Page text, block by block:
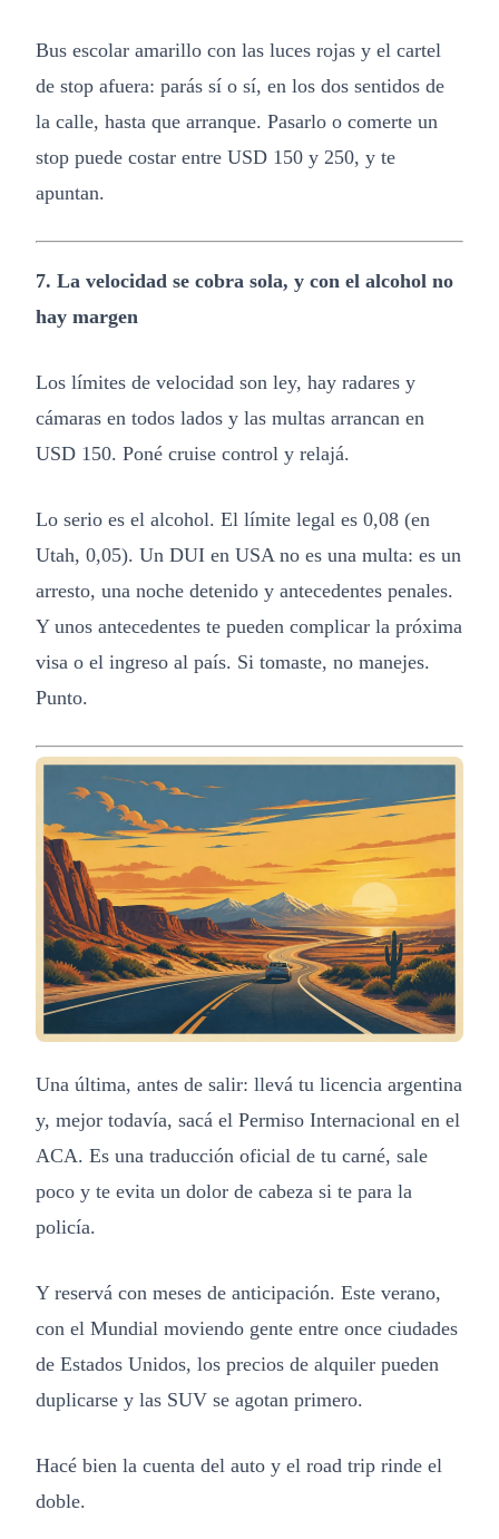
Bus escolar amarillo con las luces rojas y el cartel
de stop afuera: parás sí o sí, en los dos sentidos de
la calle, hasta que arranque. Pasarlo o comerte un
stop puede costar entre USD 150 y 250, y te
apuntan.
7. La velocidad se cobra sola, y con el alcohol no
hay margen
Los límites de velocidad son ley, hay radares y
cámaras en todos lados y las multas arrancan en
USD 150. Poné cruise control y relajá.
Lo serio es el alcohol. El límite legal es 0,08 (en
Utah, 0,05). Un DUI en USA no es una multa: es un
arresto, una noche detenido y antecedentes penales.
Y unos antecedentes te pueden complicar la próxima
visa o el ingreso al país. Si tomaste, no manejes.
Punto.
Una última, antes de salir: llevá tu licencia argentina
y, mejor todavía, sacá el Permiso Internacional en el
ACA. Es una traducción oficial de tu carné, sale
poco y te evita un dolor de cabeza si te para la
policía.
Y reservá con meses de anticipación. Este verano,
con el Mundial moviendo gente entre once ciudades
de Estados Unidos, los precios de alquiler pueden
duplicarse y las SUV se agotan primero.
Hacé bien la cuenta del auto y el road trip rinde el
doble.